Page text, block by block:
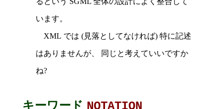
います。
XML では (見落としてなければ) 特に記述
はありませんが、 同じと考えていいですか
ね?
キーワード NOTATION